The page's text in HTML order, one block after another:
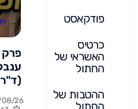
פודקאסט
כרטיס
האשראי של
החתול
ההטבות של
26